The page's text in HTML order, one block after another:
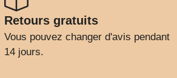
Retours gratuits
Vous pouvez changer d'avis pendant
14 jours.